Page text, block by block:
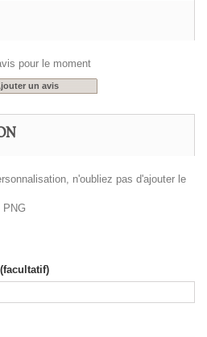
pour le moment
un avis
n'oubliez pas d'ajouter le